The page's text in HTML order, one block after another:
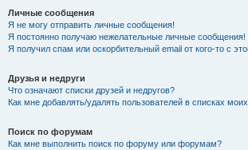
Личные сообщения
Я не могу отправить личные сообщения!
Я постоянно получаю нежелательные личные сообщения!
Я получил спам или оскорбительный email от кого-то с
Друзья и недруги
Что означают списки друзей и недругов?
Как мне добавлять/удалять пользователей в списках
Поиск по форумам
Как мне выполнить поиск по форуму или форумам?